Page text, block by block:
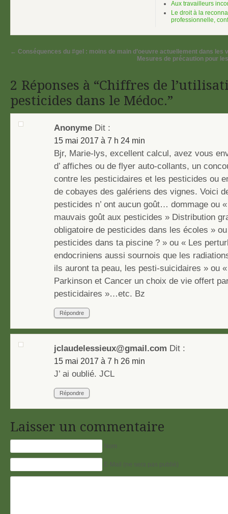
Aux travailleurs
Le droit à la
professionnelle,
← Conséquences du #gel : moins de main d’oeuvre actuellement dans les
Mesures de précaution pour
2 Réponses à “Chiffres de
pesticides dans le Médoc.”
Anonyme Dit :
15 mai 2017 à 7 h 24 min
Bjr, Marie-lys, excellent calcul, avez vous
d’ affiches ou de flyer auto-collants, un
contre les pesticidaires et les pesticides ou
de cobayes des galériens des vignes. Voici
pesticides n’ ont aucun goût… dommage ou
mauvais goût aux pesticides » Distribution
obligatoire de pesticides dans les écoles »
pesticides dans ta piscine ? » ou « Les
endocriniens aussi sournois que les
ils auront ta peau, les pesti-suicidaires » ou
Parkinson et Cancer un choix de vie offert
pesticidaires »…etc. Bz
Répondre
jclaudelessieux@gmail.com Dit :
15 mai 2017 à 7 h 26 min
J’ ai oublié. JCL
Répondre
Laisser un commentaire
Nom
E-Mail (ne sera pas publié)